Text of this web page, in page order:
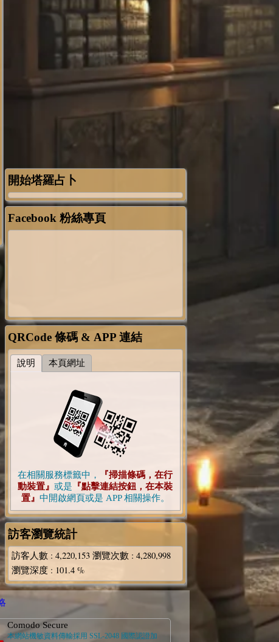
開始塔羅占卜
Facebook 粉絲專頁
QRCode 條碼 & APP 連結
說明 本頁網址
在相關服務標籤中，
『掃描條碼，在行
動裝置』 或是 『點擊連結按鈕，在本裝
置』 中開啟網頁或是 APP 相關操作。
訪客瀏覽統計
訪客人數: 4,220,153 瀏覽次數: 4,280,998
瀏覽深度: 101.4 %
Comodo Secure
本網站機敏資料傳輸採用 SSL-2048 國際認證加